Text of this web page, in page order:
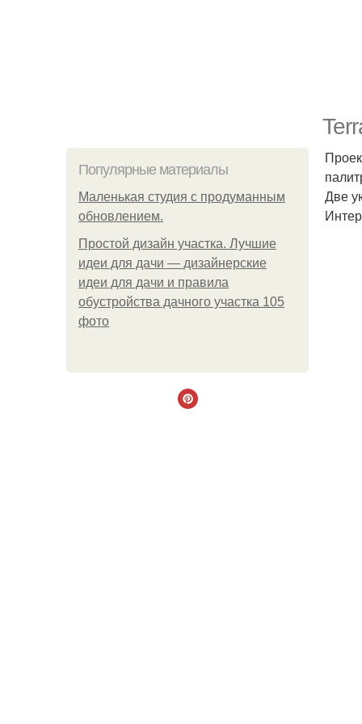
Популярные материалы
Маленькая студия с продуманным
обновлением.
Простой дизайн участка. Лучшие
идеи для дачи — дизайнерские
идеи для дачи и правила
обустройства дачного участка 105
фото
Две